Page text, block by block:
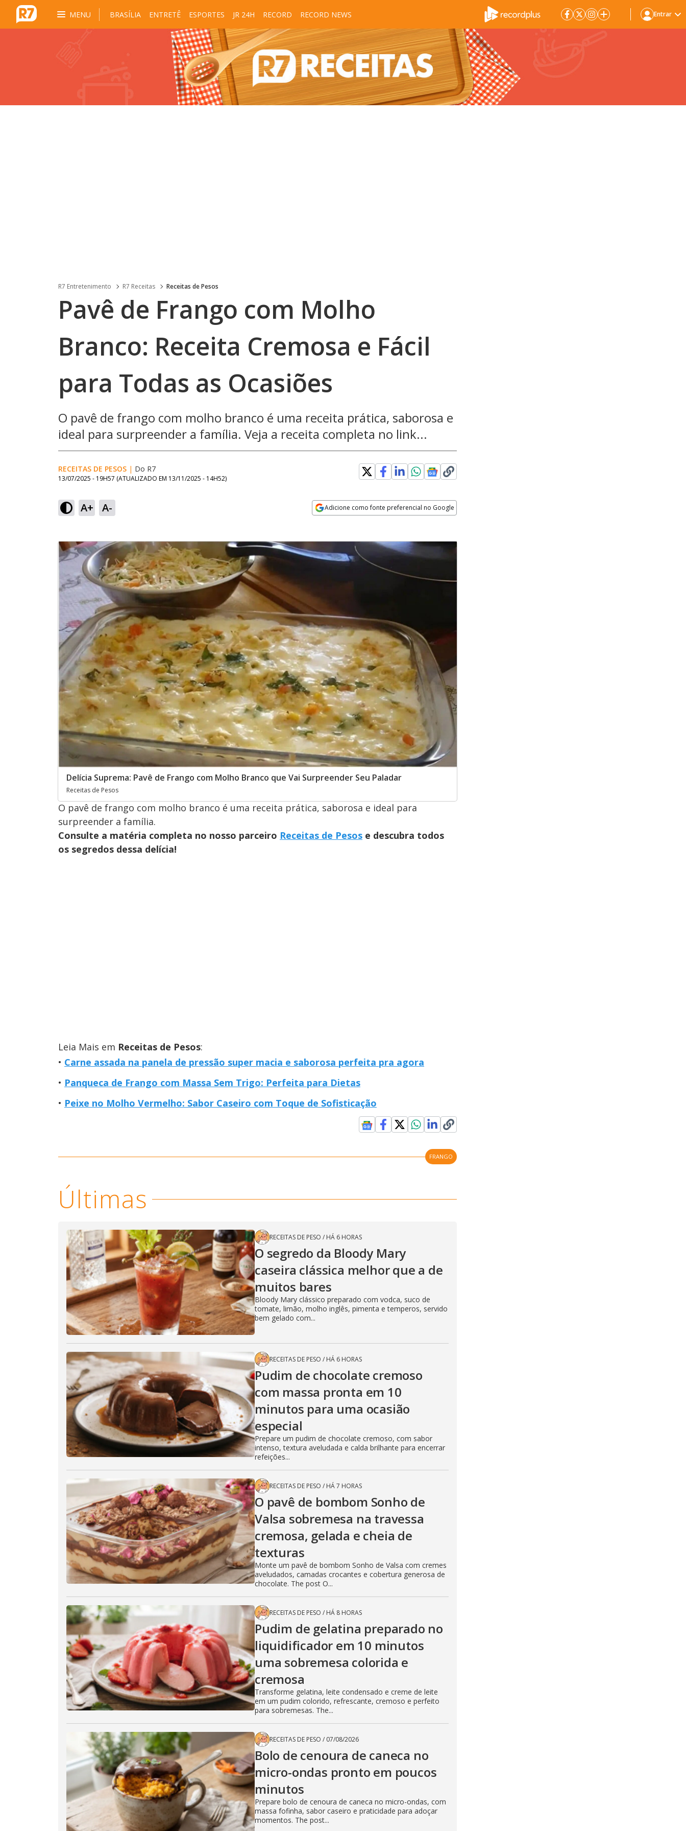
MENU BRASÍLIA ENTRETÊ ESPORTES JR 24H RECORD RECORD NEWS Entrar
R7 Entretenimento R7 Receitas Receitas de Pesos
Pavê de Frango com Molho
Branco: Receita Cremosa e Fácil
para Todas as Ocasiões
O pavê de frango com molho branco é uma receita prática, saborosa e
ideal para surpreender a família. Veja a receita completa no link...
RECEITAS DE PESOS | Do R7
13/07/2025 - 19H57 (ATUALIZADO EM 13/11/2025 - 14H52)
A+ A- Adicione como fonte preferencial no Google
Delícia Suprema: Pavê de Frango com Molho Branco que Vai Surpreender Seu Paladar
Receitas de Pesos
O pavê de frango com molho branco é uma receita prática, saborosa e ideal para
surpreender a família.
Consulte a matéria completa no nosso parceiro Receitas de Pesos e descubra todos
os segredos dessa delícia!
Leia Mais em Receitas de Pesos:
Carne assada na panela de pressão super macia e saborosa perfeita pra agora
Panqueca de Frango com Massa Sem Trigo: Perfeita para Dietas
Peixe no Molho Vermelho: Sabor Caseiro com Toque de Sofisticação
FRANGO
Últimas
RECEITAS DE PESO / HÁ 6 HORAS
O segredo da Bloody Mary
caseira clássica melhor que a de
muitos bares
Bloody Mary clássico preparado com vodca, suco de
tomate, limão, molho inglês, pimenta e temperos, servido
bem gelado com...
RECEITAS DE PESO / HÁ 6 HORAS
Pudim de chocolate cremoso
com massa pronta em 10
minutos para uma ocasião
especial
Prepare um pudim de chocolate cremoso, com sabor
intenso, textura aveludada e calda brilhante para encerrar
refeições...
RECEITAS DE PESO / HÁ 7 HORAS
O pavê de bombom Sonho de
Valsa sobremesa na travessa
cremosa, gelada e cheia de
texturas
Monte um pavê de bombom Sonho de Valsa com cremes
aveludados, camadas crocantes e cobertura generosa de
chocolate. The post O...
RECEITAS DE PESO / HÁ 8 HORAS
Pudim de gelatina preparado no
liquidificador em 10 minutos
uma sobremesa colorida e
cremosa
Transforme gelatina, leite condensado e creme de leite
em um pudim colorido, refrescante, cremoso e perfeito
para sobremesas. The...
RECEITAS DE PESO / 07/08/2026
Bolo de cenoura de caneca no
micro-ondas pronto em poucos
minutos
Prepare bolo de cenoura de caneca no micro-ondas, com
massa fofinha, sabor caseiro e praticidade para adoçar
momentos. The post...